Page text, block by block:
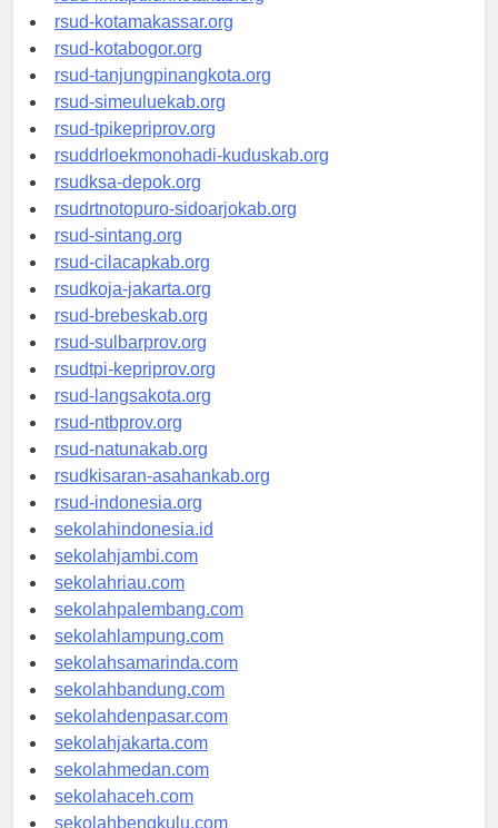
rsud-limapuluhkotakab.org
rsud-kotamakassar.org
rsud-kotabogor.org
rsud-tanjungpinangkota.org
rsud-simeuluekab.org
rsud-tpikepriprov.org
rsuddrloekmonohadi-kuduskab.org
rsudksa-depok.org
rsudrtnotopuro-sidoarjokab.org
rsud-sintang.org
rsud-cilacapkab.org
rsudkoja-jakarta.org
rsud-brebeskab.org
rsud-sulbarprov.org
rsudtpi-kepriprov.org
rsud-langsakota.org
rsud-ntbprov.org
rsud-natunakab.org
rsudkisaran-asahankab.org
rsud-indonesia.org
sekolahindonesia.id
sekolahjambi.com
sekolahriau.com
sekolahpalembang.com
sekolahlampung.com
sekolahsamarinda.com
sekolahbandung.com
sekolahdenpasar.com
sekolahjakarta.com
sekolahmedan.com
sekolahaceh.com